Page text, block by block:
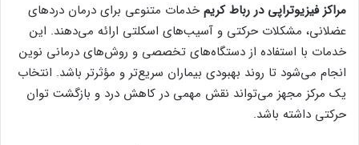
مراکز فیزیوتراپی در رباط کریم خدمات متنوعی برای درمان دردهای
عضلانی، مشکلات حرکتی و آسیب‌های اسکلتی ارائه می‌دهند. این
خدمات با استفاده از دستگاه‌های تخصصی و روش‌های درمانی نوین
انجام می‌شود تا روند بهبودی بیماران سریع‌تر و مؤثرتر باشد. انتخاب
یک مرکز مجهز می‌تواند نقش مهمی در کاهش درد و بازگشت توان
حرکتی داشته باشد.